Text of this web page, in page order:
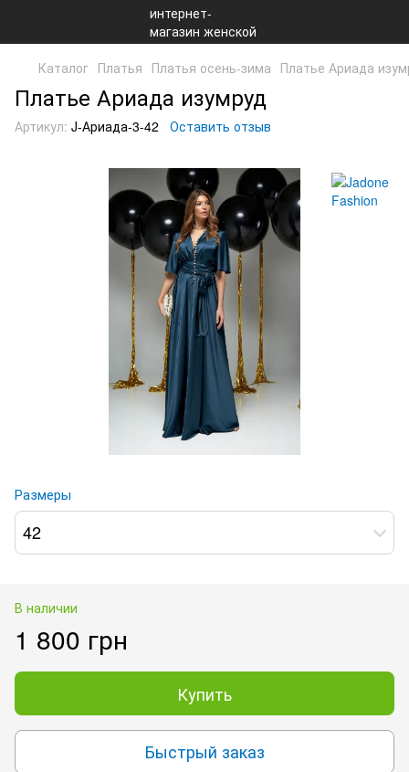
Каталог Платья Платья осень-зима Платье Ариада
Платье Ариада изумруд
Артикул: J-Ариада-3-42 Оставить отзыв
Размеры
42
В наличии
1 800 грн
Купить
Быстрый заказ